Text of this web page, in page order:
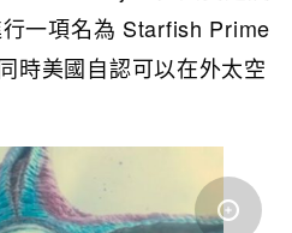
一項名為 Starfish Prime
時美國自認可以在外太空